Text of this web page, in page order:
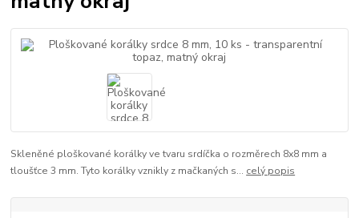
Skleněné ploškované korálky ve tvaru srdíčka o rozměrech 8x8 mm a
tloušťce 3 mm. Tyto korálky vznikly z mačkaných s... celý popis